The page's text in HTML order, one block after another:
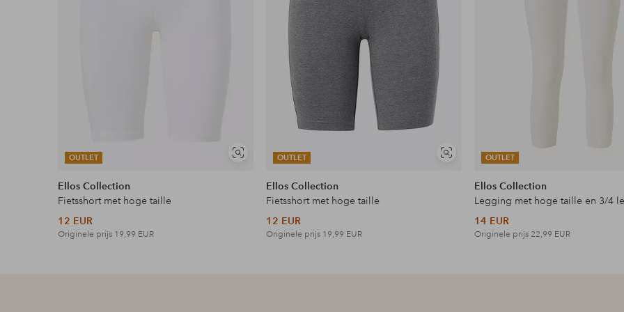
OUTLET
Soortgelijke
Ellos Collection
Fietsshort met hoge taille
12 EUR
Originele prijs 19,99 EUR
OUTLET
Soortgelijke
Ellos Collection
Fietsshort met hoge taille
12 EUR
Originele prijs 19,99 EUR
OUTLET
Ellos Collection
Legging met hoge taille en 3/4
14 EUR
Originele prijs22,99 EUR